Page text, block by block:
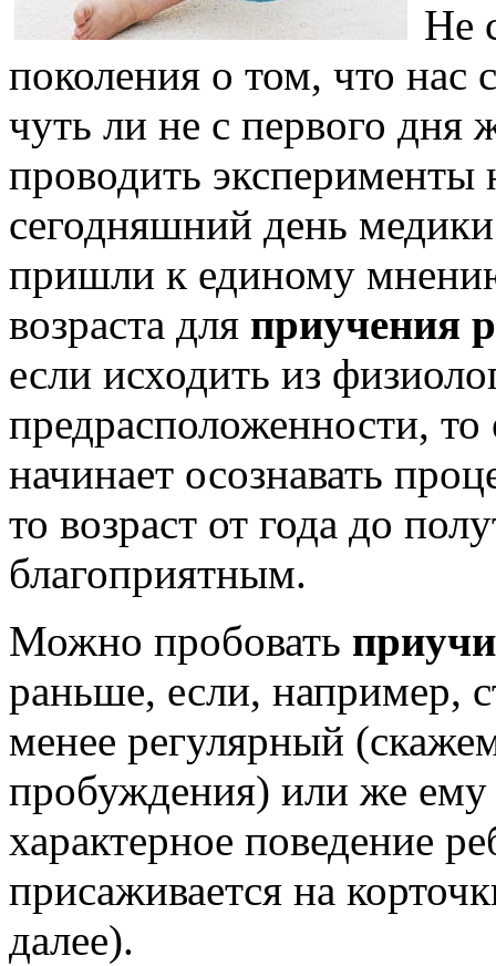
Не
поколения о том, что нас
чуть ли не с первого дня
проводить
сегодняшний день
пришли к единому
возраста для приучения
если исходить из
предрасположенности,
начинает осознавать
то возраст от года до
благоприятным.
Можно пробовать
раньше, если, например,
менее регулярный
пробуждения) или же ему
характерное поведение
присаживается на
далее).